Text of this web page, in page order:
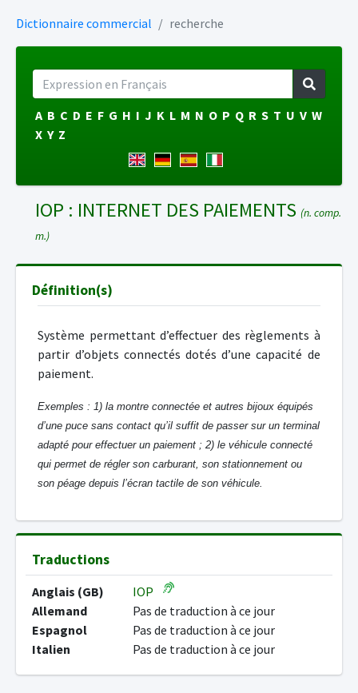
Dictionnaire commercial recherche
A B C D E F G H I J K L M N O P Q R S T U V W
X Y Z
IOP : INTERNET DES PAIEMENTS (n. comp.
m.)
Définition(s)
Système permettant d’effectuer des règlements à
partir d’objets connectés dotés d’une capacité de
paiement.
Exemples : 1) la montre connectée et autres bijoux équipés
d’une puce sans contact qu’il suffit de passer sur un terminal
adapté pour effectuer un paiement ; 2) le véhicule connecté
qui permet de régler son carburant, son stationnement ou
son péage depuis l’écran tactile de son véhicule.
Traductions
Anglais (GB)
IOP
Allemand
Pas de traduction à ce jour
Espagnol
Pas de traduction à ce jour
Italien
Pas de traduction à ce jour